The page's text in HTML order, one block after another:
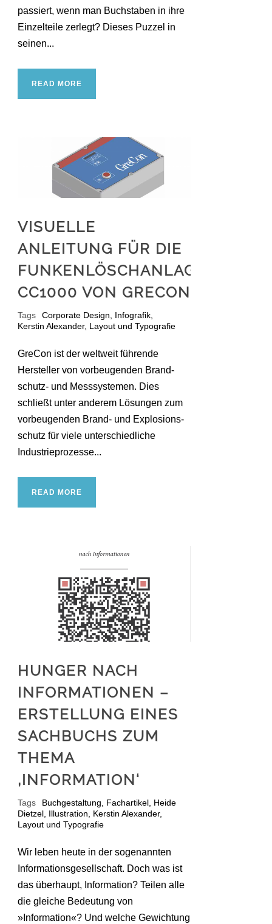
passiert, wenn man Buchstaben in ihre
Einzelteile zerlegt? Dieses Puzzel in
seinen...
READ MORE
VISUELLE
ANLEITUNG FÜR DIE
FUNKENLÖSCHANLAGE
CC1000 VON GRECON
Tags Corporate Design Infografik
Kerstin Alexander, Layout und Typografie
GreCon ist der weltweit führende
Hersteller von vorbeugenden Brand­
schutz- und Mess­systemen. Dies
schließt unter anderem Lösungen zum
vorbeugenden Brand- und Explosions­
schutz für viele unterschiedliche
Industrie­prozesse...
READ MORE
HUNGER NACH
INFORMATIONEN –
ERSTELLUNG EINES
SACHBUCHS ZUM
THEMA
‚INFORMATION‘
Tags Buchgestaltung Fachartikel Heide
Dietzel Illustration Kerstin Alexander,
Layout und Typografie
Wir leben heute in der sogenannten
Informations­gesellschaft. Doch was ist
das überhaupt, Information? Teilen alle
die gleiche Bedeutung von
»Information«? Und welche Gewichtung